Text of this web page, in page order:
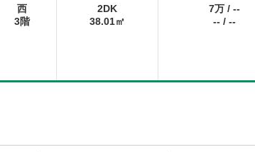
西
3階
2DK
38.01㎡
7万 / --
-- / --